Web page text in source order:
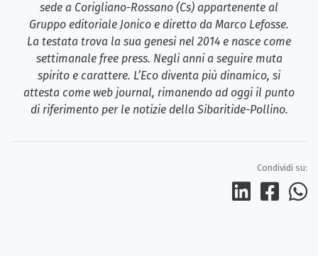
sede a Corigliano-Rossano (Cs) appartenente al
Gruppo editoriale Jonico e diretto da Marco Lefosse.
La testata trova la sua genesi nel 2014 e nasce come
settimanale free press. Negli anni a seguire muta
spirito e carattere. L’Eco diventa più dinamico, si
attesta come web journal, rimanendo ad oggi il punto
di riferimento per le notizie della Sibaritide-Pollino.
Condividi su: